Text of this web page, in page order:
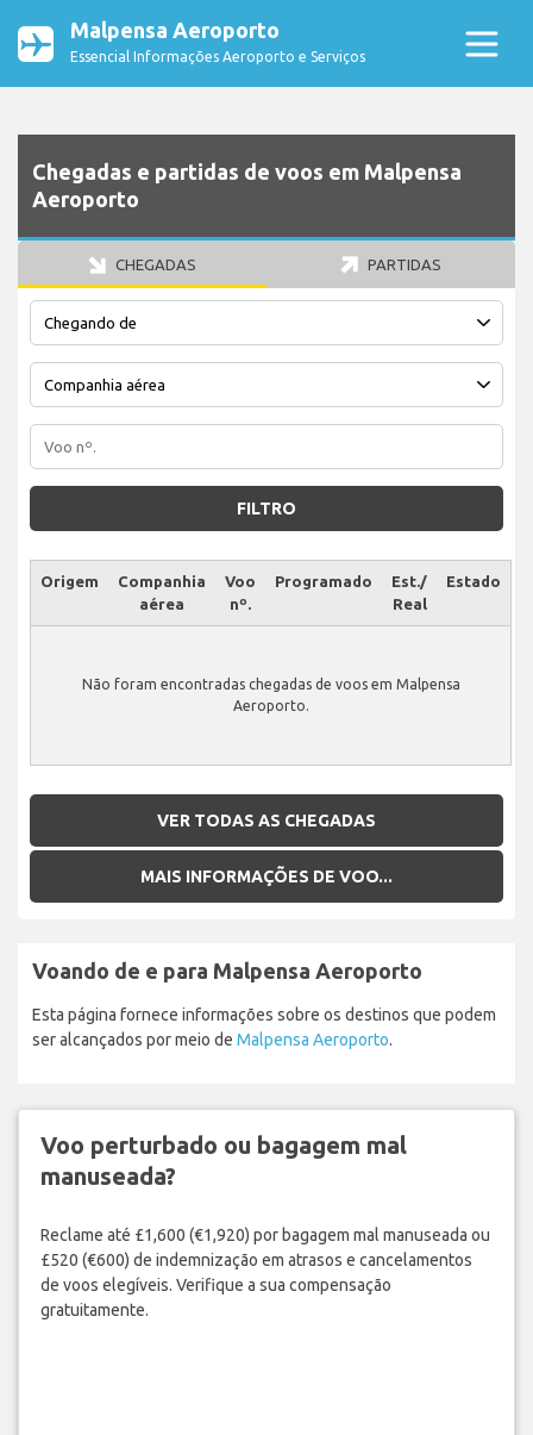
Malpensa Aeroporto
Essencial Informações Aeroporto e Serviços
Chegadas e partidas de voos em Malpensa
Aeroporto
CHEGADAS PARTIDAS
FILTRO
Origem
Companhia
aérea
Voo
nº.
Programado
Est./
Real
Estado
Não foram encontradas chegadas de voos em Malpensa
Aeroporto.
VER TODAS AS CHEGADAS
MAIS INFORMAÇÕES DE VOO...
Voando de e para Malpensa Aeroporto
Esta página fornece informações sobre os destinos que podem
ser alcançados por meio de Malpensa Aeroporto.
Voo perturbado ou bagagem mal
manuseada?
Reclame até £1,600 (€1,920) por bagagem mal manuseada ou
£520 (€600) de indemnização em atrasos e cancelamentos
de voos elegíveis. Verifique a sua compensação
gratuitamente.